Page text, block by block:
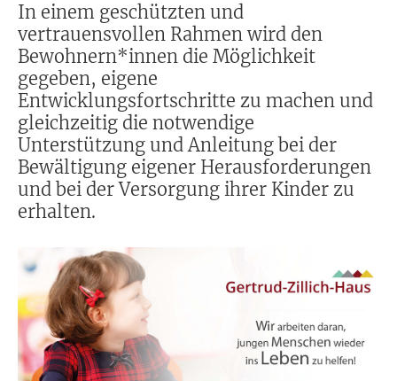
In einem geschützten und
vertrauensvollen Rahmen wird den
Bewohnern*innen die Möglichkeit
gegeben, eigene
Entwicklungsfortschritte zu machen und
gleichzeitig die notwendige
Unterstützung und Anleitung bei der
Bewältigung eigener Herausforderungen
und bei der Versorgung ihrer Kinder zu
erhalten.